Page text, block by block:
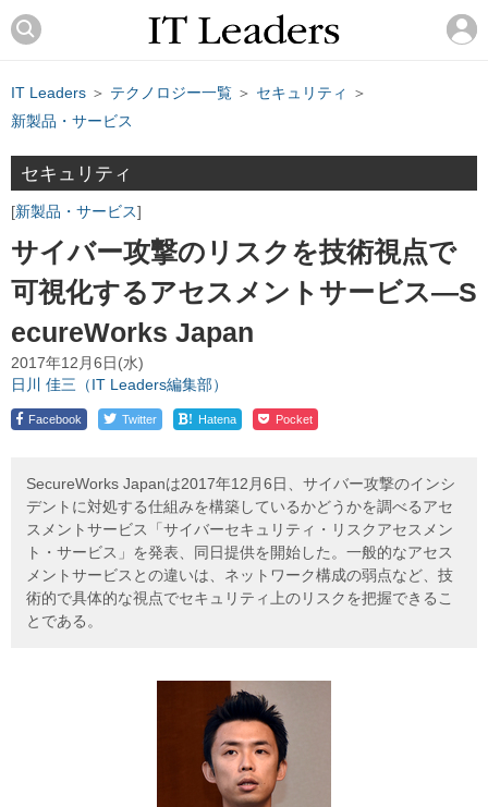
IT Leaders ＞ テクノロジー一覧 ＞ セキュリティ
＞
新製品・サービス
セキュリティ
新製品・サービス
サイバー攻撃のリスクを技術視点で
可視化するアセスメントサービス―S
ecureWorks Japan
2017年12月6日(水)
日川 佳三（IT Leaders編集部）
Facebook Twitter ! Hatena Pocket
SecureWorks Japanは2017年12月6日、サイバー攻撃のインシ
デントに対処する仕組みを構築しているかどうかを調べるアセ
スメントサービス「サイバーセキュリティ・リスクアセスメン
ト・サービス」を発表、同日提供を開始した。一般的なアセス
メントサービスとの違いは、ネットワーク構成の弱点など、技
術的で具体的な視点でセキュリティ上のリスクを把握できるこ
とである。